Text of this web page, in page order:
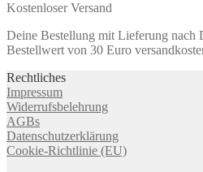
Kostenloser Versand
Deine Bestellung mit Lieferung nach
Bestellwert von 30 Euro
Rechtliches
Impressum
Widerrufsbelehrung
AGBs
Datenschutzerklärung
Cookie-Richtlinie (EU)